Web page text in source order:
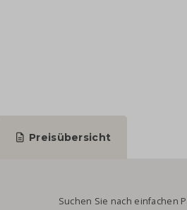
Preisübersicht
Suchen Sie nach einfachen